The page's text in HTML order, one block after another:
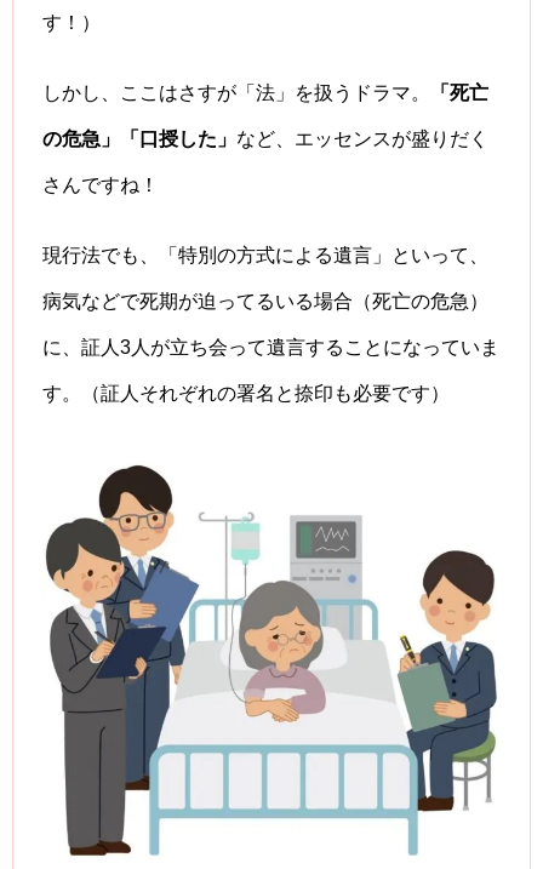
す！）
しかし、ここはさすが「法」を扱うドラマ。 「死亡
の危急」「口授した」 など、エッセンスが盛りだく
さんですね！
現行法でも、「特別の方式による遺言」といって、
病気などで死期が迫ってるいる場合（死亡の危急）
に、証人3人が立ち会って遺言することになっていま
す。（証人それぞれの署名と捺印も必要です）